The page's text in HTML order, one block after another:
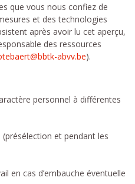
que vous nous confiez de
et des technologies
après avoir lu cet aperçu,
des ressources
abvv.be).
personnel à différentes
et pendant les
en cas d’embauche éventuelle